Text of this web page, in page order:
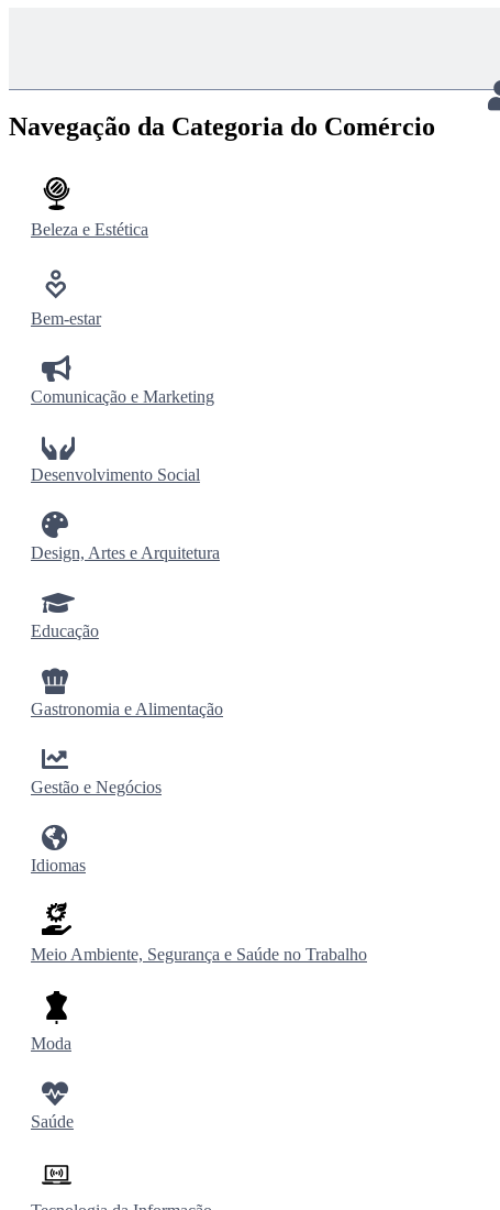
Navegação da Categoria do Comércio
Beleza e Estética
Bem-estar
Comunicação e Marketing
Desenvolvimento Social
Design, Artes e Arquitetura
Educação
Gastronomia e Alimentação
Gestão e Negócios
Idiomas
Meio Ambiente, Segurança e Saúde no Trabalho
Moda
Saúde